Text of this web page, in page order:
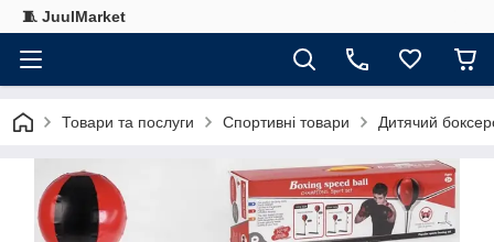
🧵 JuulMarket
Товари та послуги Спортивні товари Дитячий